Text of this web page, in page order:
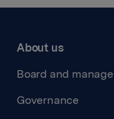
About us
Board and
Governance